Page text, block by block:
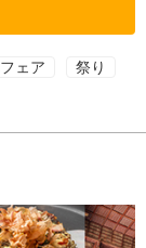
ェア 祭り